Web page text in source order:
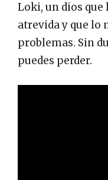
Loki, un dios que
atrevida y que lo
problemas. Sin
puedes perder.